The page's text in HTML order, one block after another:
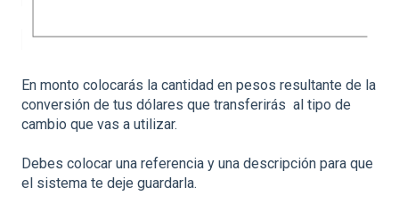
En monto colocarás la cantidad en pesos resultante de la
conversión de tus dólares que transferirás al tipo de
cambio que vas a utilizar.
Debes colocar una referencia y una descripción para que
el sistema te deje guardarla.